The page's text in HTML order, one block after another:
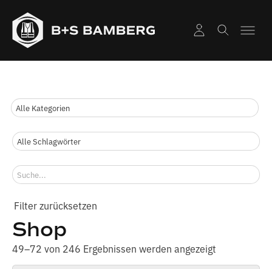
Shop
49–72 von 246 Ergebnissen werden angezeigt